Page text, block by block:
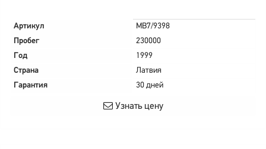
Артикул
MB7/9398
Пробег
230000
Год
1999
Страна
Латвия
Гарантия
30 дней
Узнать цену